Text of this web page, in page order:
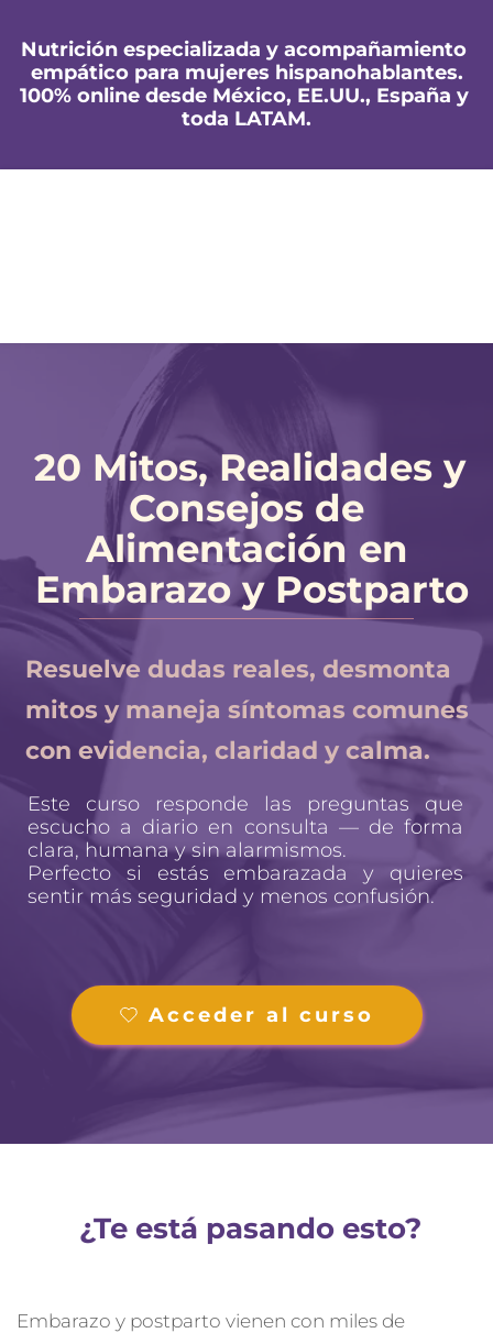
Nutrición especializada y acompañamiento
empático para mujeres hispanohablantes.
100% online desde México, EE.UU., España y
toda LATAM.
20 Mitos, Realidades y
Consejos de
Alimentación en
Embarazo y Postparto
Resuelve dudas reales, desmonta
mitos y maneja síntomas comunes
con evidencia, claridad y calma.
Este curso responde las preguntas que
escucho a diario en consulta — de forma
clara, humana y sin alarmismos.
Perfecto si estás embarazada y quieres
sentir más seguridad y menos confusión.
Acceder al curso
¿Te está pasando esto?
Embarazo y postparto vienen con miles de